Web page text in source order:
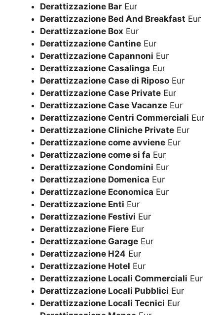
Derattizzazione Bar Eur
Derattizzazione Bed And Breakfast Eur
Derattizzazione Box Eur
Derattizzazione Cantine Eur
Derattizzazione Capannoni Eur
Derattizzazione Casalinga Eur
Derattizzazione Case di Riposo Eur
Derattizzazione Case Private Eur
Derattizzazione Case Vacanze Eur
Derattizzazione Centri Commerciali Eur
Derattizzazione Cliniche Private Eur
Derattizzazione come avviene Eur
Derattizzazione come si fa Eur
Derattizzazione Condomini Eur
Derattizzazione Domenica Eur
Derattizzazione Economica Eur
Derattizzazione Enti Eur
Derattizzazione Festivi Eur
Derattizzazione Fiere Eur
Derattizzazione Garage Eur
Derattizzazione H24 Eur
Derattizzazione Hotel Eur
Derattizzazione Locali Commerciali Eur
Derattizzazione Locali Pubblici Eur
Derattizzazione Locali Tecnici Eur